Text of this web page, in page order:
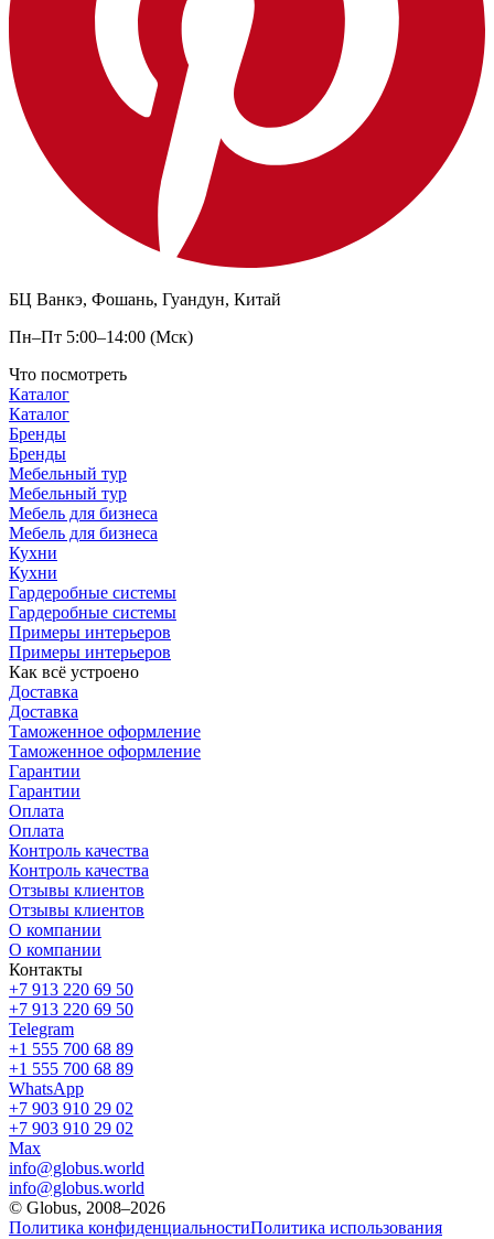
БЦ Ванкэ, Фошань, Гуандун, Китай
Пн–Пт 5:00–14:00 (Мск)
Что посмотреть
Каталог
Каталог
Бренды
Бренды
Мебельный тур
Мебельный тур
Мебель для бизнеса
Мебель для бизнеса
Кухни
Кухни
Гардеробные системы
Гардеробные системы
Примеры интерьеров
Примеры интерьеров
Как всё устроено
Доставка
Доставка
Таможенное оформление
Таможенное оформление
Гарантии
Гарантии
Оплата
Оплата
Контроль качества
Контроль качества
Отзывы клиентов
Отзывы клиентов
О компании
О компании
Контакты
+7 913 220 69 50
+7 913 220 69 50
Telegram
+1 555 700 68 89
+1 555 700 68 89
WhatsApp
+7 903 910 29 02
+7 903 910 29 02
Max
info@globus.world
info@globus.world
© Globus, 2008–2026
Политика конфиденциальностиПолитика использования